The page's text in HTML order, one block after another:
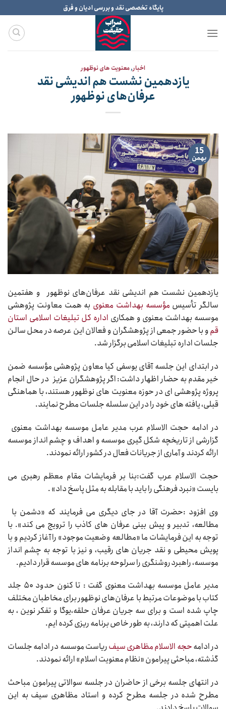
to
content
پایگاه تخصصی نقد و بررسی ادیان و فرق
اخبار,معنویت های نوظهور
یازدهمین نشست هم اندیشی نقد
عرفان‌های نوظهور
15
بهمن
یازدهمین نشست هم اندیشی نقد عرفان‌های نوظهور و هفتمین
سالگر تأسیس مؤسسه بهداشت معنوی به همت معاونت پژوهشی
موسسه بهداشت معنوی و همکاری اداره کل تبلیغات اسلامی استان
قمو با حضور جمعی از پژوهشگران و فعالان این عرصه در محل سالن
جلسات اداره تبلیغات اسلامی برگزار شد.
در ابتدای این جلسه آقای یوسفی کیا معاون پژوهشی مؤسسه ضمن
خیر مقدم به حضار اظهار داشت: اگر پژوهشگران عزیز در حال انجام
پروژه پژوهشی ای در حوزه معنویت های نوظهور هستند، با هماهنگی
قبلی، یافته های خود را در این سلسله جلسات مطرح نمایند.
در ادامه حجت الاسلام عرب مدیر عامل موسسه بهداشت معنوی
گزارشی از تاریخچه شکل گیری موسسه و اهداف و چشم انداز موسسه
ارائه کردند و آماری از جریانات فعال در کشور ارائه نمودند.
حجت الاسلام عرب گفت:بنا بر فرمایشات مقام معظم رهبری می
بایست «نبرد فرهنگی را باید با مقابله به مثل پاسخ داد» .
وی افزود :حضرت آقا در جای دیگری می فرمایند که «دشمن با
مطالعه، تدبیر و پیش بینی عرفان های کاذب را ترویج می کند». با
توجه به این فرمایشات ما «مطالعه وضعیت موجود» را آغاز کردیم و با
پویش محیطی و نقد جریان های رقیب، و نیز با توجه به چشم انداز
موسسه، راهبرد روشنگری را سرلوحه برنامه های موسسه قرار دادیم.
مدیر عامل موسسه بهداشت معنوی گفت : تا کنون حدود ۵۰ جلد
کتاب با موضوعات مرتبط با عرفان‌های نوظهور برای مخاطبان مختلف
چاپ شده است و برای سه جریان عرفان حلقه،یوگا و تفکر نوین ، به
علت اهمیتی که دارند، به طور خاص برنامه ریزی کرده ایم.
در ادامهحجه الاسلام مظاهری سیفریاست موسسه در ادامه جلسات
گذشته، مباحثی پیرامون «نظام معنویت اسلام» ارائه نمودند.
در انتهای جلسه برخی از حاضران در جلسه سوالاتی پیرامون مباحث
مطرح شده در جلسه مطرح کرده و استاد مظاهری سیف به این